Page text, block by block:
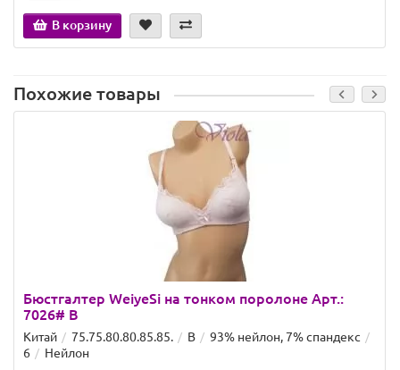
В корзину
Похожие товары
Бюстгалтер WeiyeSi на тонком поролоне Арт.:
7026# B
Китай 75.75.80.80.85.85. B
93% нейлон, 7% спандекс
6
Нейлон